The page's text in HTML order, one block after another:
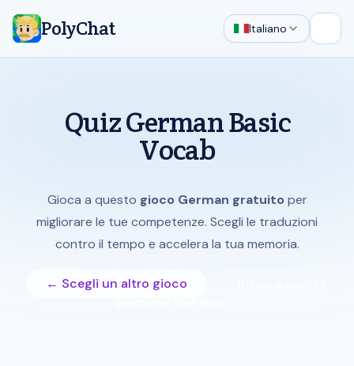
PolyChat Italiano
Quiz German Basic
Vocab
Gioca a questo gioco German gratuito per
migliorare le tue competenze. Scegli le traduzioni
contro il tempo e accelera la tua memoria.
← Scegli un altro gioco